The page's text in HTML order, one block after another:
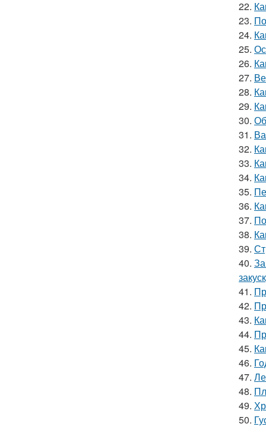
22.
23.
24.
25.
26.
27.
28.
29.
30.
31.
32.
33.
34.
35.
36.
37.
38.
39.
40.
41.
42.
43.
44.
45.
46.
47.
48.
49.
50.